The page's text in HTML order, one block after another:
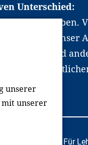
Unterschied:
Berufsleben.
dabei. Unser
und
Für
unserer
mit unserer